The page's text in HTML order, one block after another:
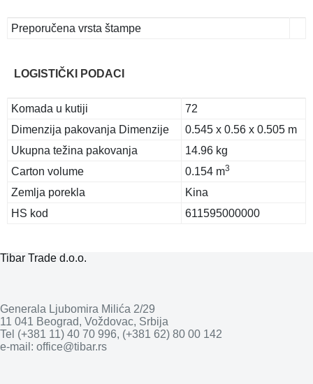
Preporučena vrsta štampe
LOGISTIČKI PODACI
Komada u kutiji
72
Dimenzija pakovanja Dimenzije
0.545 x 0.56 x 0.505 m
Ukupna težina pakovanja
14.96 kg
Carton volume
0.154 m3
Zemlja porekla
Kina
HS kod
611595000000
Tibar Trade d.o.o.
Generala Ljubomira Milića 2/29
11 041 Beograd, Voždovac, Srbija
Tel (+381 11) 40 70 996, (+381 62) 80 00 142
e-mail: office@tibar.rs